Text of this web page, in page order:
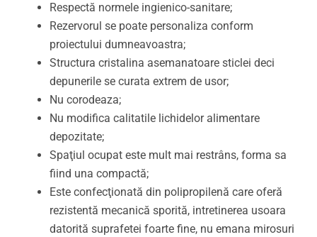
Respectă normele ingienico-sanitare;
Rezervorul se poate personaliza conform
proiectului dumneavoastra;
Structura cristalina asemanatoare sticlei deci
depunerile se curata extrem de usor;
Nu corodeaza;
Nu modifica calitatile lichidelor alimentare
depozitate;
Spaţiul ocupat este mult mai restrâns, forma sa
fiind una compactă;
Este confecţionată din polipropilenă care oferă
rezistentă mecanică sporită, intretinerea usoara
datorită suprafetei foarte fine, nu emana mirosuri